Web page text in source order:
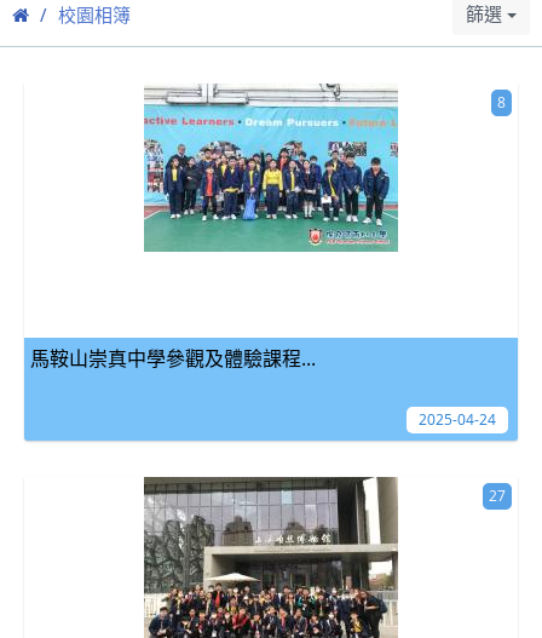
校園相簿 篩選
馬鞍山崇真中學參觀及體驗課程...
8
2025-04-24
27